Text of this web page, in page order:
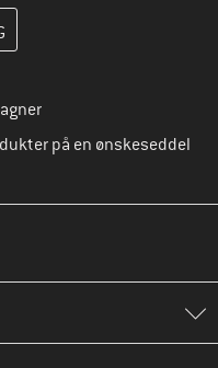
i næste trin din
på en ønskeseddel